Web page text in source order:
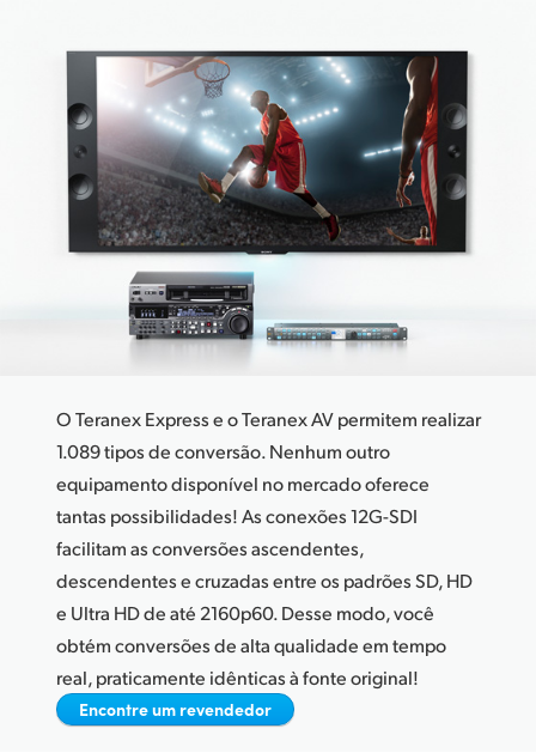
Especificações
Denmark
Finland
France
Germany
Hong Kong SAR, China
Italy
Japan
Korea
Malaysia
Netherlands
O Teranex Express e o Teranex AV permitem realizar
1.089 tipos de conversão. Nenhum outro
equipamento disponível no mercado oferece
tantas possibilidades! As conexões 12G-SDI
facilitam as conversões ascendentes,
descendentes e cruzadas entre os padrões SD, HD
e Ultra HD de até 2160p60. Desse modo, você
obtém conversões de alta qualidade em tempo
real, praticamente idênticas à fonte original!
Encontre um revendedor